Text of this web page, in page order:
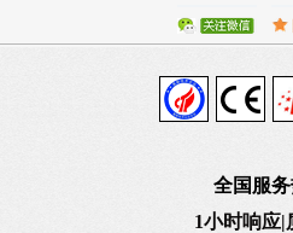
全国服务
1小时响应|